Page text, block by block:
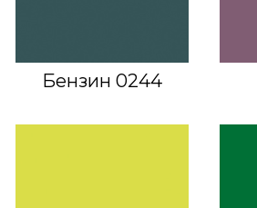
Бензин 0244